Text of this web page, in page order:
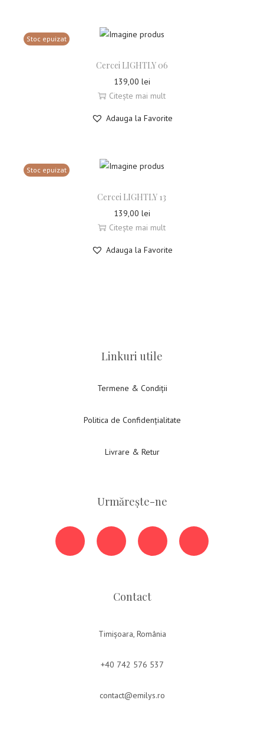
Stoc epuizat
Cercei LIGHTLY 06
139,00 lei
Citește mai mult
Adauga la Favorite
Stoc epuizat
Cercei LIGHTLY 13
139,00 lei
Citește mai mult
Adauga la Favorite
Linkuri utile
Termene & Condiții
Politica de Confidențialitate
Livrare & Retur
Urmărește-ne
Contact
Timișoara, România
+40 742 576 537
contact@emilys.ro